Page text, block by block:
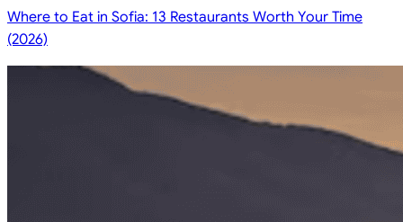
Where to Eat in Sofia: 13 Restaurants Worth Your Time
(2026)